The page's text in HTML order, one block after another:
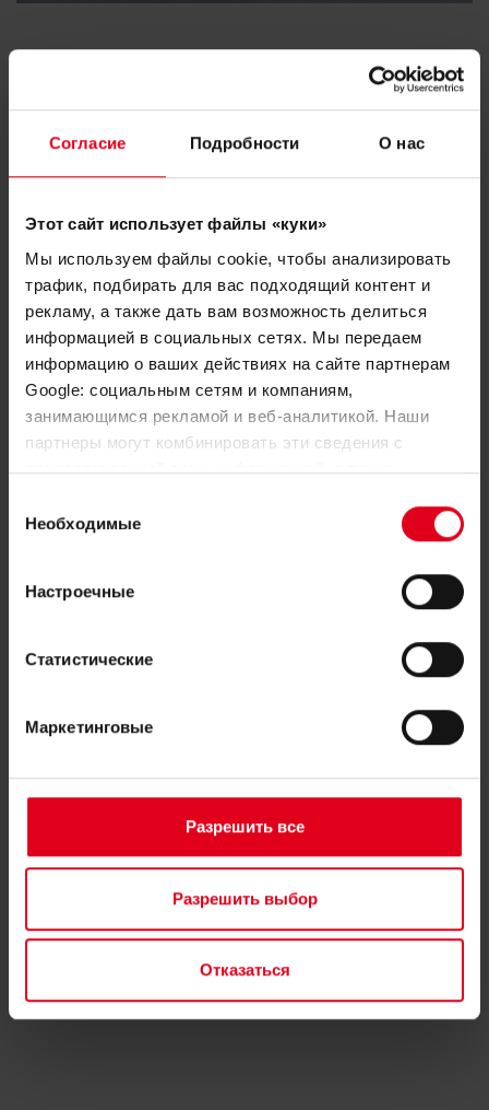
Согласие Подробности О нас
Этот сайт использует файлы «куки»
Мы используем файлы cookie, чтобы анализировать
трафик, подбирать для вас подходящий контент и
рекламу, а также дать вам возможность делиться
информацией в социальных сетях. Мы передаем
информацию о ваших действиях на сайте партнерам
Google: социальным сетям и компаниям,
занимающимся рекламой и веб-аналитикой. Наши
партнеры могут комбинировать эти сведения с
предоставленной вами информацией, а также
вами их сервисов.
согласия
Необходимые
Настроечные
Статистические
Маркетинговые
Разрешить все
Разрешить выбор
Отказаться
solutions
Split heat pump